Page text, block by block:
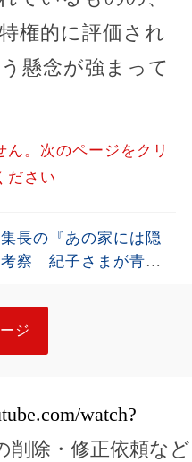
権的に評価され
懸念が強まって
。次のページをクリ
ださい
長の『あの家には隠
考察 紀子さまが青ざ
ジ
watch?
削除・修正依頼など